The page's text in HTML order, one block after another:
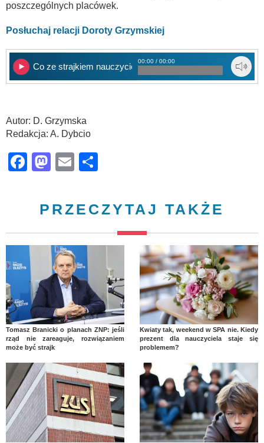
poszczególnych placówek.
Posłuchaj relacji Doroty Grzymskiej
Co ze strajkiem nauczycieli?
00:00 / 00:00
Autor: D. Grzymska
Redakcja: A. Dybcio
Facebook
Mastodon
Email
PRZECZYTAJ TAKŻE
Tomasz Branicki o planach ZNP: jeśli
rząd nie zareaguje, rozwiązaniem
może być strajk
Kwiaty tak, weekend w SPA nie. Kiedy
prezent dla nauczyciela staje się
problemem?